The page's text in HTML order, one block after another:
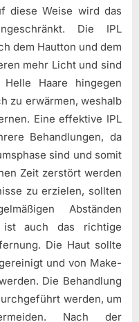
diese Weise wird das
Die IPL
dem Hautton und dem
mehr Licht und sind
Haare hingegen
zu erwärmen, weshalb
Eine effektive IPL
Behandlungen, da
sind und somit
Zeit zerstört werden
zu erzielen, sollten
Abständen
ist auch das richtige
Die Haut sollte
und von Make-
Die Behandlung
werden, um
Nach der